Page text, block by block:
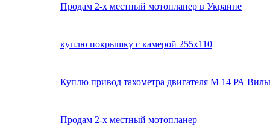
Продам 2-х местный мотопланер в Украине
куплю покрышку с камерой 255х110
Куплю привод тахометра двигателя М 14 РА
Продам 2-х местный мотопланер